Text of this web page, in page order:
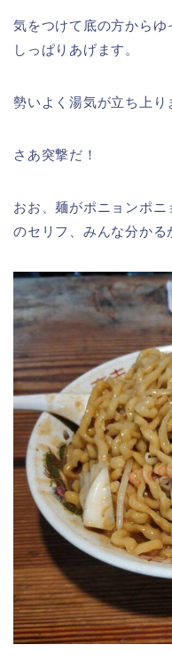
気をつけて底の方から
しっぱりあげます。
勢いよく湯気が立ち上り
さあ突撃だ！
おお、麺がポニョンポ
のセリフ、みんな分かる